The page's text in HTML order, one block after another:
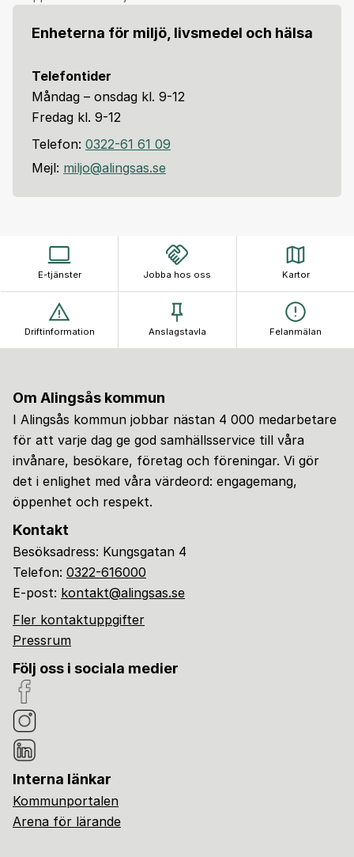
Enheterna för miljö, livsmedel och hälsa
Telefontider
Måndag – onsdag kl. 9-12
Fredag kl. 9-12
Telefon: 0322-61 61 09
Mejl: miljo@alingsas.se
E-tjänster Jobba hos oss Kartor
Driftinformation Anslagstavla Felanmälan
Om Alingsås kommun
I Alingsås kommun jobbar nästan 4 000 medarbetare
för att varje dag ge god samhällsservice till våra
invånare, besökare, företag och föreningar. Vi gör
det i enlighet med våra värdeord: engagemang,
öppenhet och respekt.
Kontakt
Besöksadress: Kungsgatan 4
Telefon: 0322-616000
E-post: kontakt@alingsas.se
Fler kontaktuppgifter
Pressrum
Följ oss i sociala medier
Interna länkar
Kommunportalen
Arena för lärande